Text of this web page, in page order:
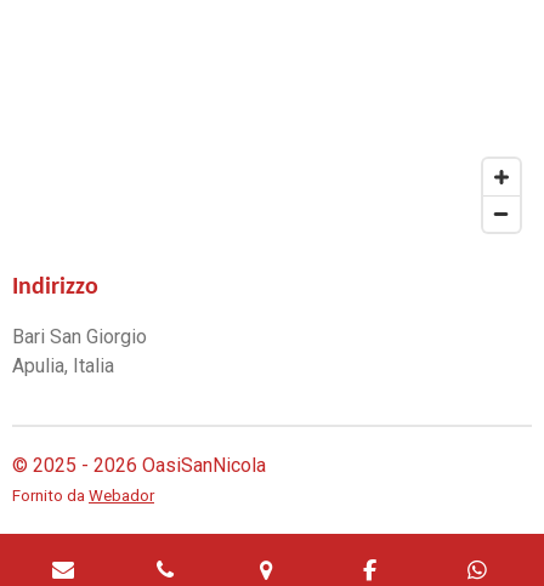
Indirizzo
Bari San Giorgio
Apulia, Italia
© 2025 - 2026 OasiSanNicola
Fornito da Webador